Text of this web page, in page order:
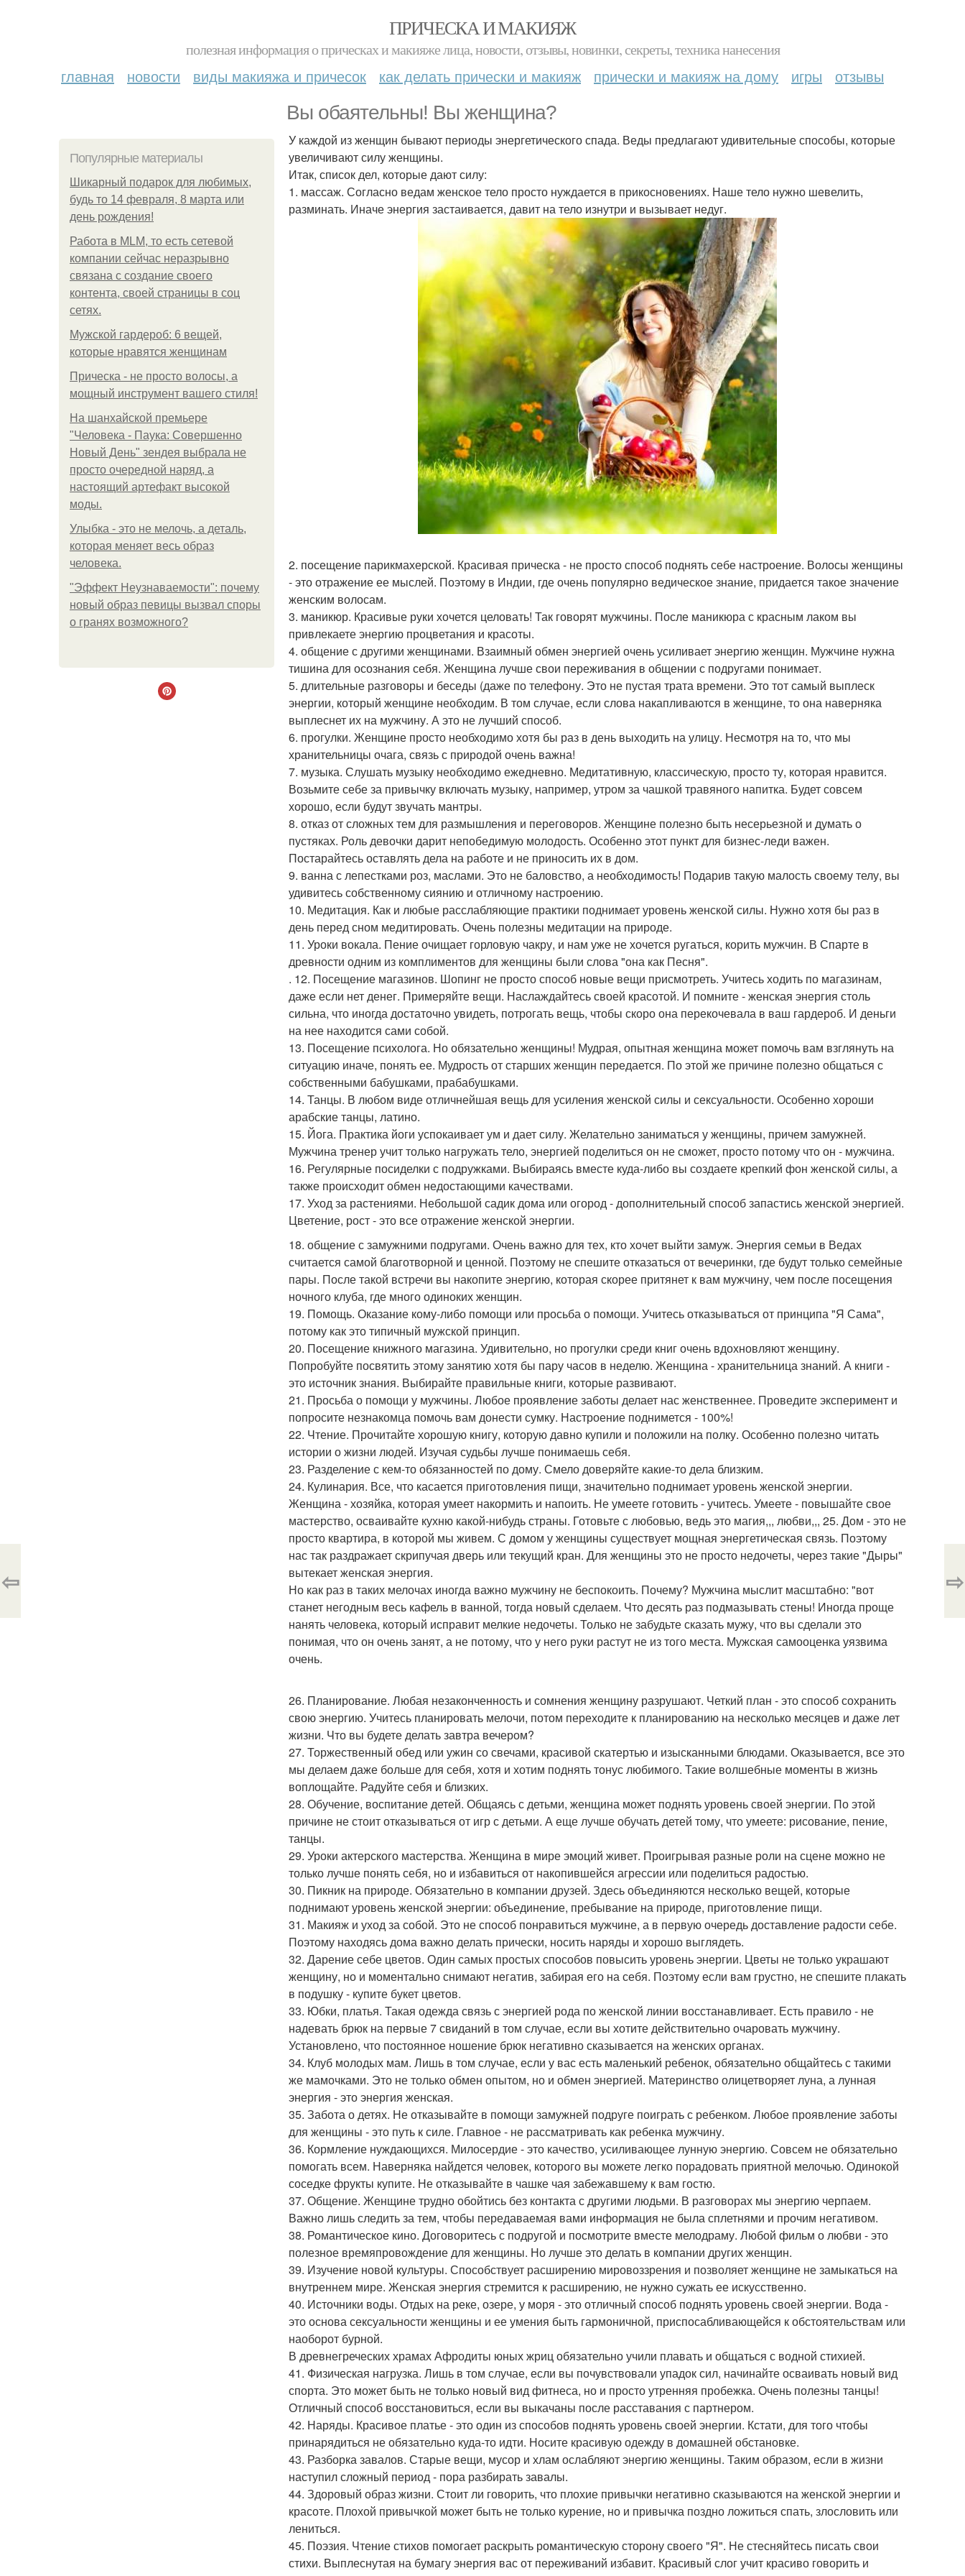
ПРИЧЕСКА И МАКИЯЖ
полезная информация о прическах и макияже лица, новости, отзывы, новинки, секреты, техника нанесения
главная новости виды макияжа и причесок как делать прически и макияж прически и макияж на дому игры отзывы
Вы обаятельны! Вы женщина?
Популярные материалы
Шикарный подарок для любимых,
будь то 14 февраля, 8 марта или
день рождения!
Работа в MLM, то есть сетевой
компании сейчас неразрывно
связана с создание своего
контента, своей страницы в соц
сетях.
Мужской гардероб: 6 вещей,
которые нравятся женщинам
Прическа - не просто волосы, а
мощный инструмент вашего стиля!
На шанхайской премьере
"Человека - Паука: Совершенно
Новый День" зендея выбрала не
просто очередной наряд, а
настоящий артефакт высокой
моды.
Улыбка - это не мелочь, а деталь,
которая меняет весь образ
человека.
"Эффект Неузнаваемости": почему
новый образ певицы вызвал споры
о гранях возможного?
У каждой из женщин бывают периоды энергетического спада. Веды предлагают удивительные способы, которые
увеличивают силу женщины.
Итак, список дел, которые дают силу:
1. массаж. Согласно ведам женское тело просто нуждается в прикосновениях. Наше тело нужно шевелить,
разминать. Иначе энергия застаивается, давит на тело изнутри и вызывает недуг.
2. посещение парикмахерской. Красивая прическа - не просто способ поднять себе настроение. Волосы женщины
- это отражение ее мыслей. Поэтому в Индии, где очень популярно ведическое знание, придается такое значение
женским волосам.
3. маникюр. Красивые руки хочется целовать! Так говорят мужчины. После маникюра с красным лаком вы
привлекаете энергию процветания и красоты.
4. общение с другими женщинами. Взаимный обмен энергией очень усиливает энергию женщин. Мужчине нужна
тишина для осознания себя. Женщина лучше свои переживания в общении с подругами понимает.
5. длительные разговоры и беседы (даже по телефону. Это не пустая трата времени. Это тот самый выплеск
энергии, который женщине необходим. В том случае, если слова накапливаются в женщине, то она наверняка
выплеснет их на мужчину. А это не лучший способ.
6. прогулки. Женщине просто необходимо хотя бы раз в день выходить на улицу. Несмотря на то, что мы
хранительницы очага, связь с природой очень важна!
7. музыка. Слушать музыку необходимо ежедневно. Медитативную, классическую, просто ту, которая нравится.
Возьмите себе за привычку включать музыку, например, утром за чашкой травяного напитка. Будет совсем
хорошо, если будут звучать мантры.
8. отказ от сложных тем для размышления и переговоров. Женщине полезно быть несерьезной и думать о
пустяках. Роль девочки дарит непобедимую молодость. Особенно этот пункт для бизнес-леди важен.
Постарайтесь оставлять дела на работе и не приносить их в дом.
9. ванна с лепестками роз, маслами. Это не баловство, а необходимость! Подарив такую малость своему телу, вы
удивитесь собственному сиянию и отличному настроению.
10. Медитация. Как и любые расслабляющие практики поднимает уровень женской силы. Нужно хотя бы раз в
день перед сном медитировать. Очень полезны медитации на природе.
11. Уроки вокала. Пение очищает горловую чакру, и нам уже не хочется ругаться, корить мужчин. В Спарте в
древности одним из комплиментов для женщины были слова "она как Песня".
. 12. Посещение магазинов. Шопинг не просто способ новые вещи присмотреть. Учитесь ходить по магазинам,
даже если нет денег. Примеряйте вещи. Наслаждайтесь своей красотой. И помните - женская энергия столь
сильна, что иногда достаточно увидеть, потрогать вещь, чтобы скоро она перекочевала в ваш гардероб. И деньги
на нее находится сами собой.
13. Посещение психолога. Но обязательно женщины! Мудрая, опытная женщина может помочь вам взглянуть на
ситуацию иначе, понять ее. Мудрость от старших женщин передается. По этой же причине полезно общаться с
собственными бабушками, прабабушками.
14. Танцы. В любом виде отличнейшая вещь для усиления женской силы и сексуальности. Особенно хороши
арабские танцы, латино.
15. Йога. Практика йоги успокаивает ум и дает силу. Желательно заниматься у женщины, причем замужней.
Мужчина тренер учит только нагружать тело, энергией поделиться он не сможет, просто потому что он - мужчина.
16. Регулярные посиделки с подружками. Выбираясь вместе куда-либо вы создаете крепкий фон женской силы, а
также происходит обмен недостающими качествами.
17. Уход за растениями. Небольшой садик дома или огород - дополнительный способ запастись женской энергией.
Цветение, рост - это все отражение женской энергии.
18. общение с замужними подругами. Очень важно для тех, кто хочет выйти замуж. Энергия семьи в Ведах
считается самой благотворной и ценной. Поэтому не спешите отказаться от вечеринки, где будут только семейные
пары. После такой встречи вы накопите энергию, которая скорее притянет к вам мужчину, чем после посещения
ночного клуба, где много одиноких женщин.
19. Помощь. Оказание кому-либо помощи или просьба о помощи. Учитесь отказываться от принципа "Я Сама",
потому как это типичный мужской принцип.
20. Посещение книжного магазина. Удивительно, но прогулки среди книг очень вдохновляют женщину.
Попробуйте посвятить этому занятию хотя бы пару часов в неделю. Женщина - хранительница знаний. А книги -
это источник знания. Выбирайте правильные книги, которые развивают.
21. Просьба о помощи у мужчины. Любое проявление заботы делает нас женственнее. Проведите эксперимент и
попросите незнакомца помочь вам донести сумку. Настроение поднимется - 100%!
22. Чтение. Прочитайте хорошую книгу, которую давно купили и положили на полку. Особенно полезно читать
истории о жизни людей. Изучая судьбы лучше понимаешь себя.
23. Разделение с кем-то обязанностей по дому. Смело доверяйте какие-то дела близким.
24. Кулинария. Все, что касается приготовления пищи, значительно поднимает уровень женской энергии.
Женщина - хозяйка, которая умеет накормить и напоить. Не умеете готовить - учитесь. Умеете - повышайте свое
мастерство, осваивайте кухню какой-нибудь страны. Готовьте с любовью, ведь это магия,,, любви,,, 25. Дом - это не
просто квартира, в которой мы живем. С домом у женщины существует мощная энергетическая связь. Поэтому
нас так раздражает скрипучая дверь или текущий кран. Для женщины это не просто недочеты, через такие "Дыры"
вытекает женская энергия.
Но как раз в таких мелочах иногда важно мужчину не беспокоить. Почему? Мужчина мыслит масштабно: "вот
станет негодным весь кафель в ванной, тогда новый сделаем. Что десять раз подмазывать стены! Иногда проще
нанять человека, который исправит мелкие недочеты. Только не забудьте сказать мужу, что вы сделали это
понимая, что он очень занят, а не потому, что у него руки растут не из того места. Мужская самооценка уязвима
очень.
26. Планирование. Любая незаконченность и сомнения женщину разрушают. Четкий план - это способ сохранить
свою энергию. Учитесь планировать мелочи, потом переходите к планированию на несколько месяцев и даже лет
жизни. Что вы будете делать завтра вечером?
27. Торжественный обед или ужин со свечами, красивой скатертью и изысканными блюдами. Оказывается, все это
мы делаем даже больше для себя, хотя и хотим поднять тонус любимого. Такие волшебные моменты в жизнь
воплощайте. Радуйте себя и близких.
28. Обучение, воспитание детей. Общаясь с детьми, женщина может поднять уровень своей энергии. По этой
причине не стоит отказываться от игр с детьми. А еще лучше обучать детей тому, что умеете: рисование, пение,
танцы.
29. Уроки актерского мастерства. Женщина в мире эмоций живет. Проигрывая разные роли на сцене можно не
только лучше понять себя, но и избавиться от накопившейся агрессии или поделиться радостью.
30. Пикник на природе. Обязательно в компании друзей. Здесь объединяются несколько вещей, которые
поднимают уровень женской энергии: объединение, пребывание на природе, приготовление пищи.
31. Макияж и уход за собой. Это не способ понравиться мужчине, а в первую очередь доставление радости себе.
Поэтому находясь дома важно делать прически, носить наряды и хорошо выглядеть.
32. Дарение себе цветов. Один самых простых способов повысить уровень энергии. Цветы не только украшают
женщину, но и моментально снимают негатив, забирая его на себя. Поэтому если вам грустно, не спешите плакать
в подушку - купите букет цветов.
33. Юбки, платья. Такая одежда связь с энергией рода по женской линии восстанавливает. Есть правило - не
надевать брюк на первые 7 свиданий в том случае, если вы хотите действительно очаровать мужчину.
Установлено, что постоянное ношение брюк негативно сказывается на женских органах.
34. Клуб молодых мам. Лишь в том случае, если у вас есть маленький ребенок, обязательно общайтесь с такими
же мамочками. Это не только обмен опытом, но и обмен энергией. Материнство олицетворяет луна, а лунная
энергия - это энергия женская.
35. Забота о детях. Не отказывайте в помощи замужней подруге поиграть с ребенком. Любое проявление заботы
для женщины - это путь к силе. Главное - не рассматривать как ребенка мужчину.
36. Кормление нуждающихся. Милосердие - это качество, усиливающее лунную энергию. Совсем не обязательно
помогать всем. Наверняка найдется человек, которого вы можете легко порадовать приятной мелочью. Одинокой
соседке фрукты купите. Не отказывайте в чашке чая забежавшему к вам гостю.
37. Общение. Женщине трудно обойтись без контакта с другими людьми. В разговорах мы энергию черпаем.
Важно лишь следить за тем, чтобы передаваемая вами информация не была сплетнями и прочим негативом.
38. Романтическое кино. Договоритесь с подругой и посмотрите вместе мелодраму. Любой фильм о любви - это
полезное времяпровождение для женщины. Но лучше это делать в компании других женщин.
39. Изучение новой культуры. Способствует расширению мировоззрения и позволяет женщине не замыкаться на
внутреннем мире. Женская энергия стремится к расширению, не нужно сужать ее искусственно.
40. Источники воды. Отдых на реке, озере, у моря - это отличный способ поднять уровень своей энергии. Вода -
это основа сексуальности женщины и ее умения быть гармоничной, приспосабливающейся к обстоятельствам или
наоборот бурной.
В древнегреческих храмах Афродиты юных жриц обязательно учили плавать и общаться с водной стихией.
41. Физическая нагрузка. Лишь в том случае, если вы почувствовали упадок сил, начинайте осваивать новый вид
спорта. Это может быть не только новый вид фитнеса, но и просто утренняя пробежка. Очень полезны танцы!
Отличный способ восстановиться, если вы выкачаны после расставания с партнером.
42. Наряды. Красивое платье - это один из способов поднять уровень своей энергии. Кстати, для того чтобы
принарядиться не обязательно куда-то идти. Носите красивую одежду в домашней обстановке.
43. Разборка завалов. Старые вещи, мусор и хлам ослабляют энергию женщины. Таким образом, если в жизни
наступил сложный период - пора разбирать завалы.
44. Здоровый образ жизни. Стоит ли говорить, что плохие привычки негативно сказываются на женской энергии и
красоте. Плохой привычкой может быть не только курение, но и привычка поздно ложиться спать, злословить или
лениться.
45. Поэзия. Чтение стихов помогает раскрыть романтическую сторону своего "Я". Не стесняйтесь писать свои
стихи. Выплеснутая на бумагу энергия вас от переживаний избавит. Красивый слог учит красиво говорить и
⇦ ⇨